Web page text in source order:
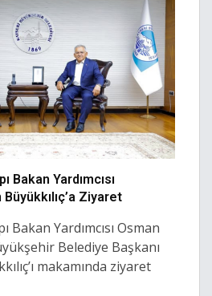
Bakan Yardımcısı
Ziyaret
Bakan Yardımcısı Osman
Belediye Başkanı
makamında ziyaret